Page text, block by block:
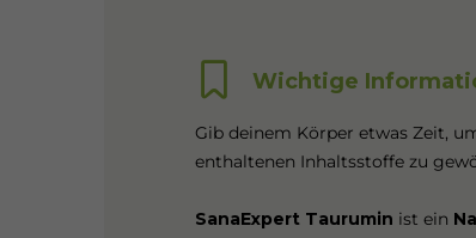
Wichtige
Gib deinem Körper etwas Zeit,
enthaltenen Inhaltsstoffe zu
SanaExpert Taurumin ist ein